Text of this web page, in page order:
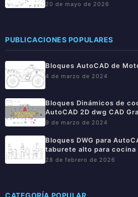
20 de mayo de 2026
PUBLICACIONES POPULARES
Bloques AutoCAD de
4 de marzo de 2024
Bloques Dinámicos de
AutoCAD 2D dwg CAD
9 de marzo de 2024
Bloques DWG para
taburete alto para cocina
28 de febrero de 2026